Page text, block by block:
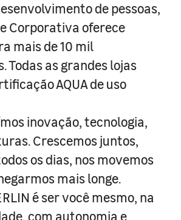
de pessoas,
Corporativa oferece
mais de 10 mil
Todas as grandes lojas
AQUA de uso
inovação, tecnologia,
Crescemos juntos,
os dias, nos movemos
mais longe.
é ser você mesmo, na
com autonomia e